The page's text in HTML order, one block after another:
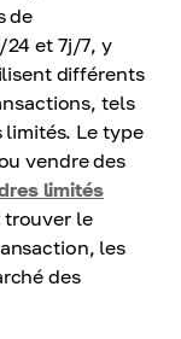
de
et 7j/7, y
différents
tels
limités. Le type
vendre des
limités
trouver le
les
des